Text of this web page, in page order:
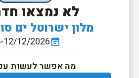
לא נמצאו
מלון ישרוטל ים
event_note
12/12/2026
מה אפשר לעשות